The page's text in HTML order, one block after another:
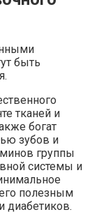
быть
тканей и
богат
зубов и
группы
системы и
полезным
диабетиков.